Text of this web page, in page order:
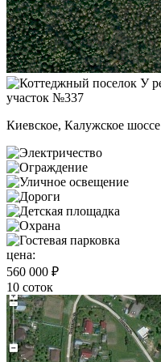
участок №337
Киевское, Калужское шоссе
цена:
560 000 ₽
10 соток